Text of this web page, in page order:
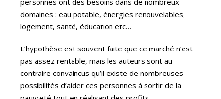
domaines : eau potable, énergies renouvelables,
logement, santé, éducation etc…
L’hypothèse est souvent faite que ce marché n’est
pas assez rentable, mais les auteurs sont au
contraire convaincus qu’il existe de nombreuses
possibilités d’aider ces personnes à sortir de la